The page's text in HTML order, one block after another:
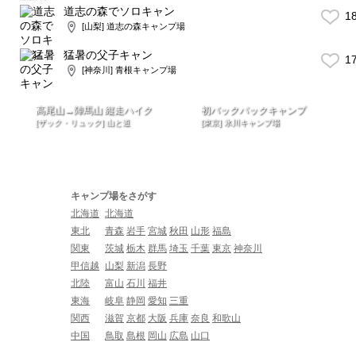
道志の森でソロキャン
[山梨] 道志の森キャンプ場
猛暑の父子キャン
[神奈川] 青根キャンプ場
高尾山→陣馬山 縦走ハイク
[ザック・リュック] 山と道
初バックパックキャンプ
[東京] 氷川キャンプ場
キャンプ場をさがす
北海道 北海道
東北
青森 岩手 宮城 秋田 山形 福島
関東
茨城 栃木 群馬 埼玉 千葉 東京 神奈川
甲信越
山梨 新潟 長野
北陸
富山 石川 福井
東海
岐阜 静岡 愛知 三重
関西
滋賀 京都 大阪 兵庫 奈良 和歌山
中国
鳥取 島根 岡山 広島 山口